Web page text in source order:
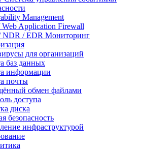
Management
Application Firewall
NDR / EDR Мониторинг
для организаций
баз данных
информации
почты
обмен файлами
доступа
диска
безопасность
инфраструктурой